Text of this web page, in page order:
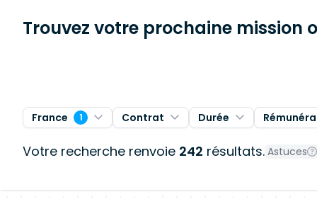
Trouvez votre prochaine mission
France 1 Contrat Durée
Votre recherche renvoie 242 résultats. Astuces